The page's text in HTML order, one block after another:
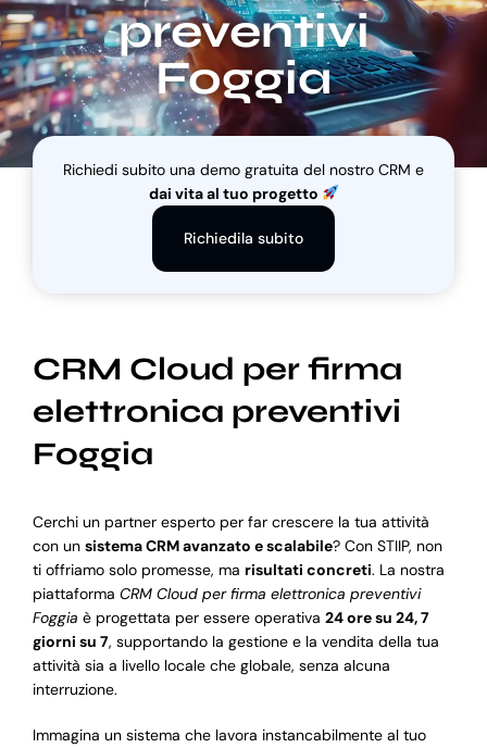
Blog
Supporto
preventivi
Foggia
Richiedi subito una demo gratuita del nostro CRM e
dai vita al tuo progetto
Richiedila subito
CRM Cloud per firma
elettronica preventivi
Foggia
Cerchi un partner esperto per far crescere la tua attività
con un sistema CRM avanzato e scalabile? Con STIIP, non
ti offriamo solo promesse, ma risultati concreti. La nostra
piattaforma CRM Cloud per firma elettronica preventivi
Foggia è progettata per essere operativa 24 ore su 24, 7
giorni su 7, supportando la gestione e la vendita della tua
attività sia a livello locale che globale, senza alcuna
interruzione.
Immagina un sistema che lavora instancabilmente al tuo